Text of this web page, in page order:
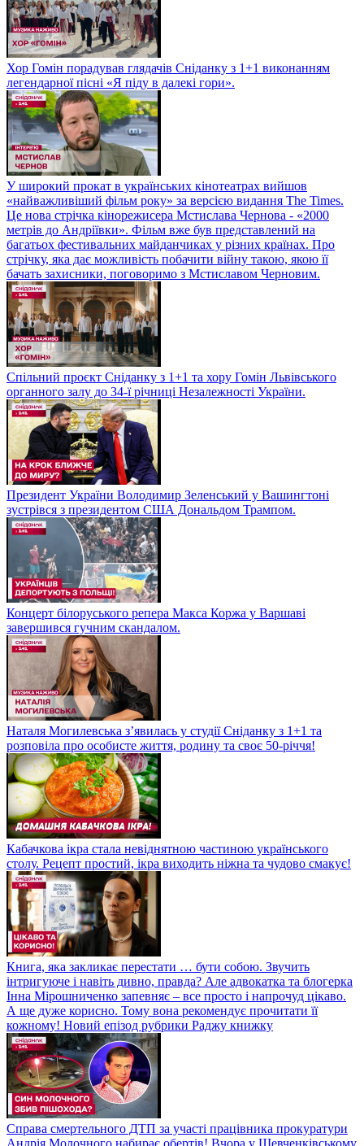
Хор Гомін порадував глядачів Сніданку з 1+1 виконанням
легендарної пісні «Я піду в далекі гори».
У широкий прокат в українських кінотеатрах вийшов
«найважливіший фільм року» за версією видання The Times.
Це нова стрічка кінорежисера Мстислава Чернова - «2000
метрів до Андріївки». Фільм вже був представлений на
багатьох фестивальних майданчиках у різних країнах. Про
стрічку, яка дає можливість побачити війну такою, якою її
бачать захисники, поговоримо з Мстиславом Черновим.
Спільний проєкт Сніданку з 1+1 та хору Гомін Львівського
органного залу до 34-ї річниці Незалежності України.
Президент України Володимир Зеленський у Вашингтоні
зустрівся з президентом США Дональдом Трампом.
Концерт білоруського репера Макса Коржа у Варшаві
завершився гучним скандалом.
Наталя Могилевська з’явилась у студії Сніданку з 1+1 та
розповіла про особисте життя, родину та своє 50-річчя!
Кабачкова ікра стала невіднятною частиною українського
столу. Рецепт простий, ікра виходить ніжна та чудово смакує!
Книга, яка закликає перестати … бути собою. Звучить
інтригуюче і навіть дивно, правда? Але адвокатка та блогерка
Інна Мірошниченко запевняє – все просто і напрочуд цікаво.
А ще дуже корисно. Тому вона рекомендує прочитати її
кожному! Новий епізод рубрики Раджу книжку
Справа смертельного ДТП за участі працівника прокуратури
Андрія Молочного набирає обертів! Вчора у Шевченківському